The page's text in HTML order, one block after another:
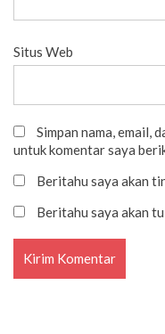
Situs Web
Simpan nama, email,
untuk komentar saya
Beritahu saya akan
Beritahu saya akan